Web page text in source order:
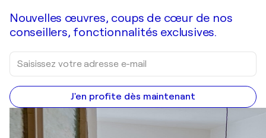
Nouvelles œuvres, coups de cœur de nos
conseillers, fonctionnalités exclusives.
J'en profite dès maintenant